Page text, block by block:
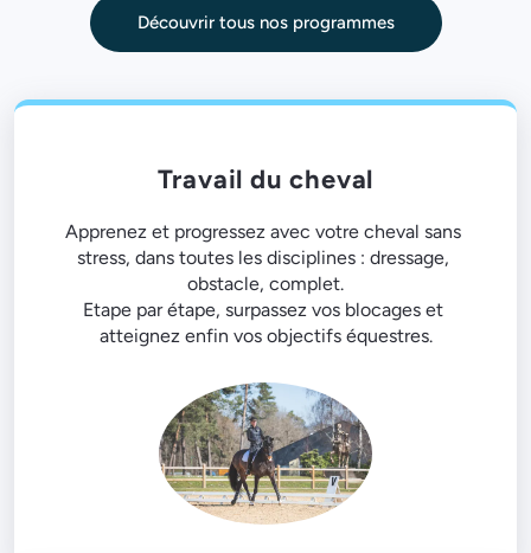
Découvrir tous nos programmes
Travail du cheval
Apprenez et progressez avec votre cheval sans
stress, dans toutes les disciplines : dressage,
obstacle, complet.
Etape par étape, surpassez vos blocages et
atteignez enfin vos objectifs équestres.